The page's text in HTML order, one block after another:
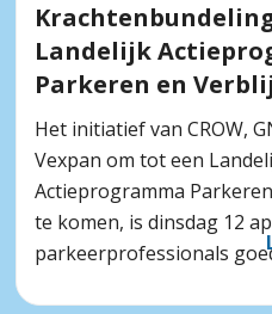
Landelijk
Parkeren en
Het initiatief van CROW,
Vexpan om tot een
Actieprogramma
te komen, is dinsdag 12
parkeerprofessionals